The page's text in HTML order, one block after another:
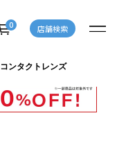
0 店舗検索
コンタクトレンズ